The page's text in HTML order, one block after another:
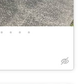
• • • •